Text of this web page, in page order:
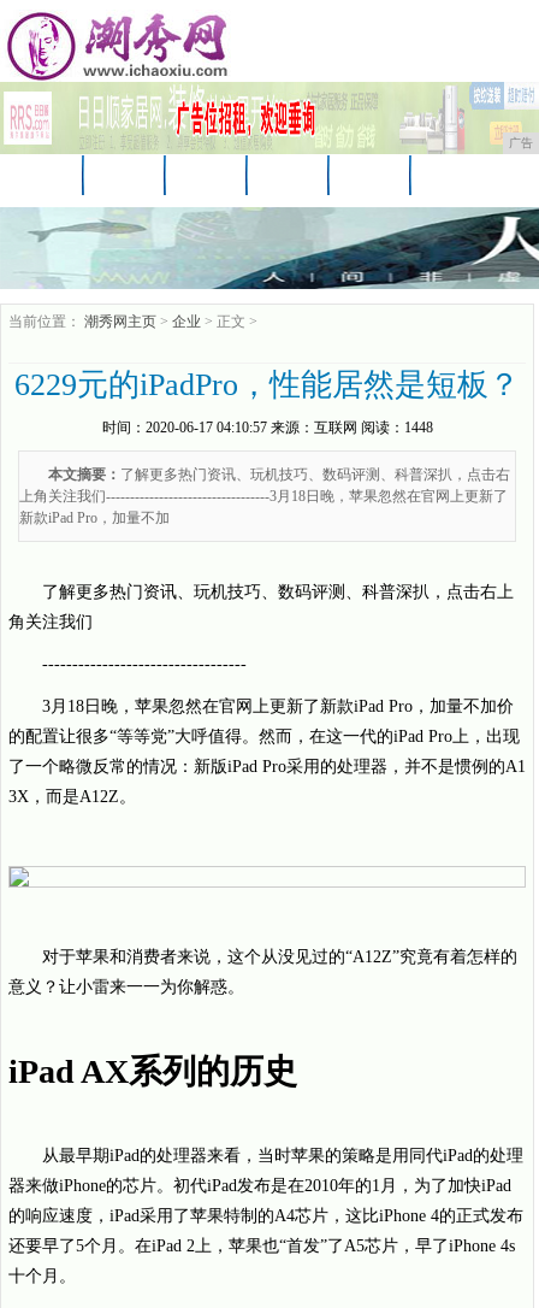
广告
企业 游戏
当前位置： 潮秀网主页 > 企业 > 正文 >
6229元的iPadPro，性能居然是短板？
时间： 2020-06-17 04:10:57来源： 互联网 阅读：1448
本文摘要： 了解更多热门资讯、玩机技巧、数码评测、科普深扒，点击右
上角关注我们----------------------------------3月18日晚，苹果忽然在官网上更新了
新款iPad Pro，加量不加
了解更多热门资讯、玩机技巧、数码评测、科普深扒，点击右上
角关注我们
----------------------------------
3月18日晚，苹果忽然在官网上更新了新款iPad Pro，加量不加价
的配置让很多“等等党”大呼值得。然而，在这一代的iPad Pro上，出现
了一个略微反常的情况：新版iPad Pro采用的处理器，并不是惯例的A1
3X，而是A12Z。
对于苹果和消费者来说，这个从没见过的“A12Z”究竟有着怎样的
意义？让小雷来一一为你解惑。
iPad AX系列的历史
从最早期iPad的处理器来看，当时苹果的策略是用同代iPad的处理
器来做iPhone的芯片。初代iPad发布是在2010年的1月，为了加快iPad
的响应速度，iPad采用了苹果特制的A4芯片，这比iPhone 4的正式发布
还要早了5个月。在iPad 2上，苹果也“首发”了A5芯片，早了iPhone 4s
十个月。